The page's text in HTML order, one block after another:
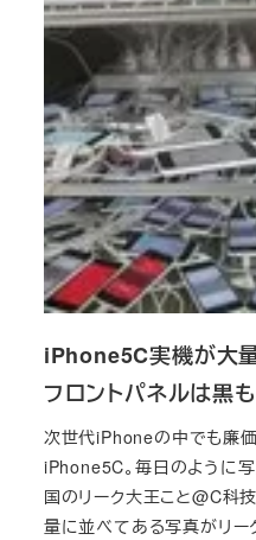
iPhone5C実機が大
フロントパネルは黒
次世代iPhoneの中でも廉
iPhone5C。毎日のように
国のリーク大王こと@C科
量に並べてある写真がリー